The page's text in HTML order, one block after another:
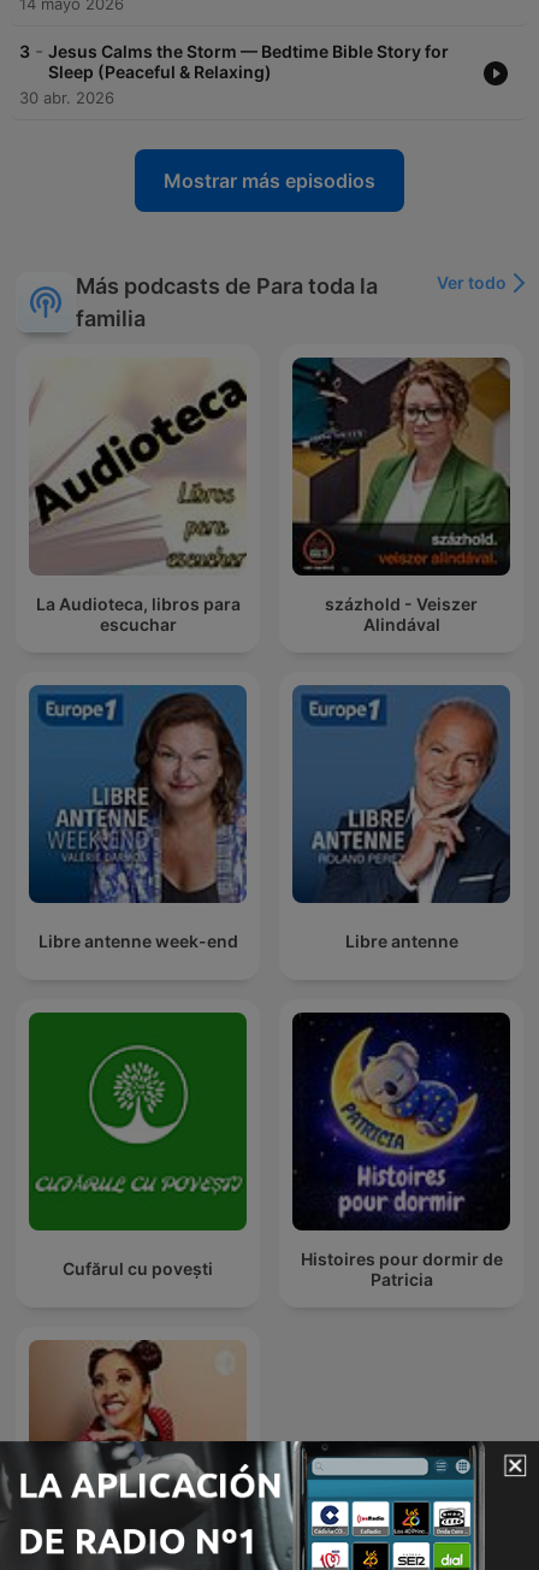
3 - Jesus Calms the Storm — Bedtime Bible Story for
Sleep (Peaceful & Relaxing)
30 abr. 2026
Mostrar más episodios
Más podcasts de Para toda la
familia
Ver todo
La Audioteca, libros para
escuchar
százhold - Veiszer
Alindával
Libre antenne week-end Libre antenne
Cufărul cu povești
Histoires pour dormir de
Patricia